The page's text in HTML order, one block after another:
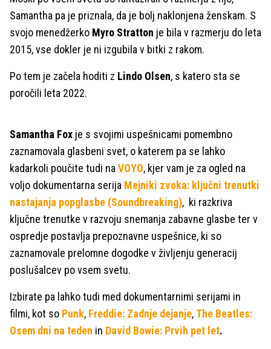
Samantha pa je priznala, da je bolj naklonjena ženskam. S
svojo menedžerko Myro Stratton je bila v razmerju do leta
2015, vse dokler je ni izgubila v bitki z rakom.
Po tem je začela hoditi z Lindo Olsen, s katero sta se
poročili leta 2022.
Samantha Fox je s svojimi uspešnicami pomembno
zaznamovala glasbeni svet, o katerem pa se lahko
kadarkoli poučite tudi naVOYO, kjer vam je za ogled na
voljo dokumentarna serija Mejniki zvoka: ključni trenutki
nastajanja popglasbe (Soundbreaking), ki razkriva
ključne trenutke v razvoju snemanja zabavne glasbe ter v
ospredje postavlja prepoznavne uspešnice, ki so
zaznamovale prelomne dogodke v življenju generacij
poslušalcev po vsem svetu.
Izbirate pa lahko tudi med dokumentarnimi serijami in
filmi, kot so Punk, Freddie: Zadnje dejanje, The Beatles:
Osem dni na teden in David Bowie: Prvih pet let.